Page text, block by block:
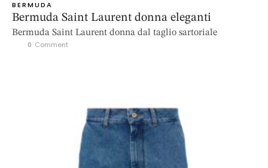
BERMUDA
Bermuda Saint Laurent donna eleganti
Bermuda Saint Laurent donna dal taglio sartoriale
0 Comment